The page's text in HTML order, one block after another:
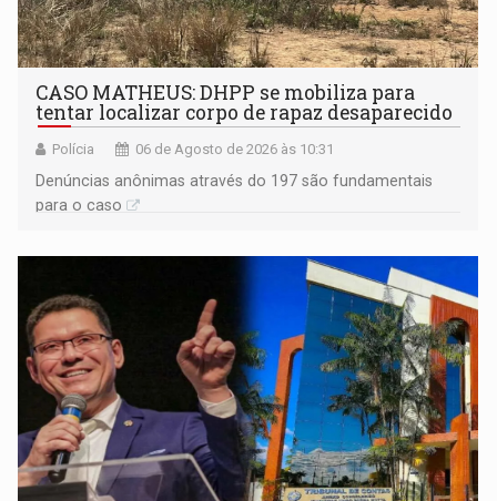
CASO MATHEUS: DHPP se mobiliza para
tentar localizar corpo de rapaz desaparecido
Polícia 06 de Agosto de 2026 às 10:31
Denúncias anônimas através do 197 são fundamentais
para o caso